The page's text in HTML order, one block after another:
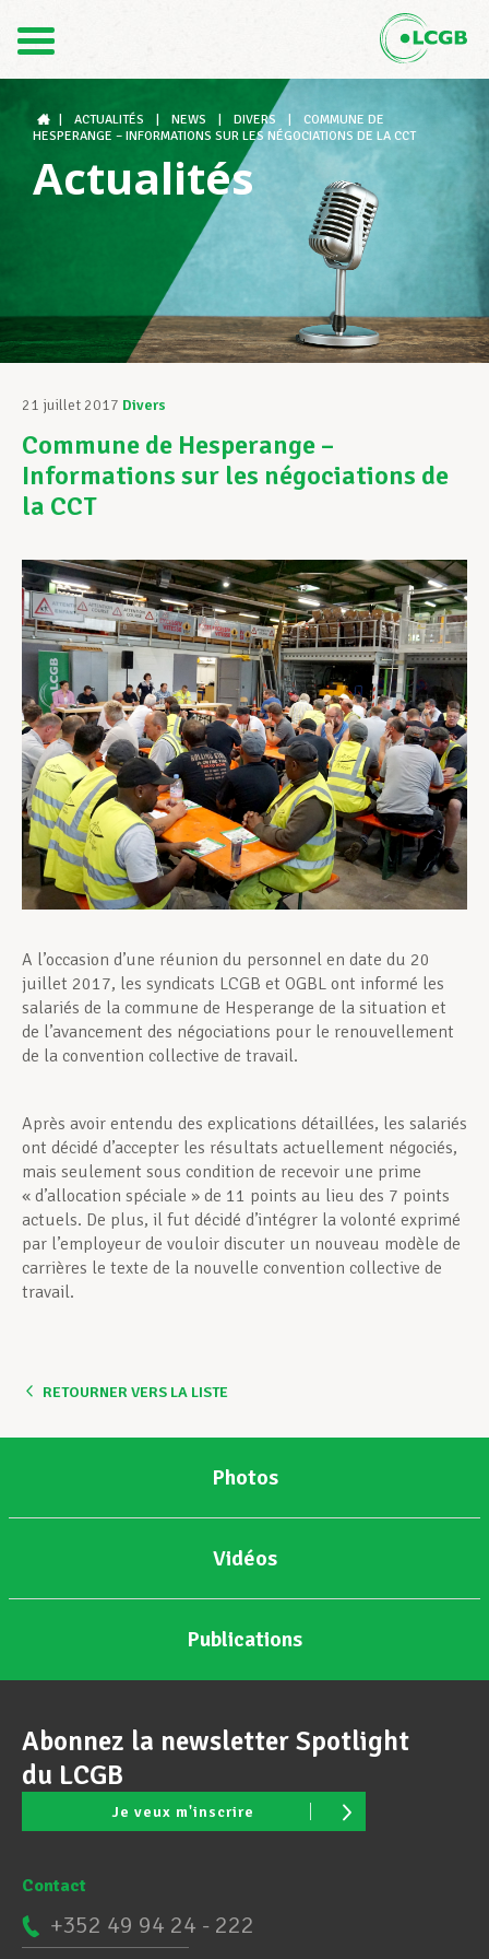
DE
Le LCGB
Structures syndicales
Assistance au Travail
Vos droits
Développement professionnel
Devenir Membre
Actualités
ACTUALITÉS NEWS DIVERS
COMMUNE DE
HESPERANGE – INFORMATIONS SUR LES NÉGOCIATIONS DE LA CCT
Actualités
21 juillet 2017 Divers
Commune de Hesperange –
Informations sur les négociations de
la CCT
A l’occasion d’une réunion du personnel en date du 20
juillet 2017, les syndicats LCGB et OGBL ont informé les
salariés de la commune de Hesperange de la situation et
de l’avancement des négociations pour le renouvellement
de la convention collective de travail.
Après avoir entendu des explications détaillées, les salariés
ont décidé d’accepter les résultats actuellement négociés,
mais seulement sous condition de recevoir une prime
« d’allocation spéciale » de 11 points au lieu des 7 points
actuels. De plus, il fut décidé d’intégrer la volonté exprimé
par l’employeur de vouloir discuter un nouveau modèle de
carrières le texte de la nouvelle convention collective de
travail.
RETOURNER VERS LA LISTE
Photos
Vidéos
Publications
Abonnez la newsletter Spotlight
du LCGB
Je veux m'inscrire
Contact
+352 49 94 24 - 222